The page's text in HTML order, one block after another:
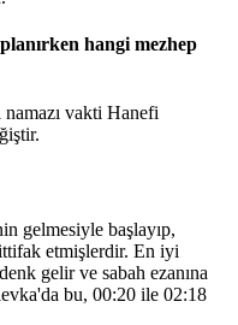
hangi mezhep
vakti Hanefi
.
gelmesiyle başlayıp,
etmişlerdir. En iyi
gelir ve sabah ezanına
bu, 00:20 ile 02:18